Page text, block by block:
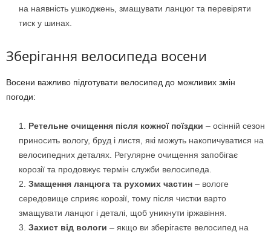
на наявність ушкоджень, змащувати ланцюг та перевіряти
тиск у шинах.
Зберігання велосипеда восени
Восени важливо підготувати велосипед до можливих змін
погоди:
Ретельне очищення після кожної поїздки – осінній сезон
приносить вологу, бруд і листя, які можуть накопичуватися на
велосипедних деталях. Регулярне очищення запобігає
корозії та продовжує термін служби велосипеда.
Змащення ланцюга та рухомих частин – вологе
середовище сприяє корозії, тому після чистки варто
змащувати ланцюг і деталі, щоб уникнути іржавіння.
Захист від вологи – якщо ви зберігаєте велосипед на